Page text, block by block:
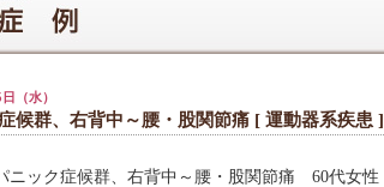
（水）
候群、右背中～腰・股関節痛 [ 運動器系疾患 ]
ニック症候群、右背中～腰・股関節痛 60代女性